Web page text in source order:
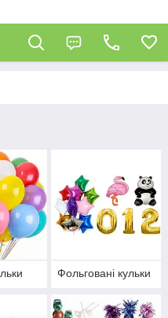
Фольговані кульки